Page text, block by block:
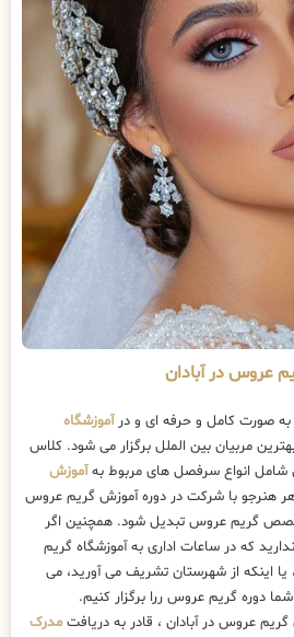
عروس در آبادان
صورت کامل و حرفه ای و درآموزشگاه
مربیان بین الملل برگزار می شود. کلاس
شامل انواع سرفصل های مربوط بهآموزش
هنرجو با شرکت در دوره آموزش گریم عروس
گریم عروس تبدیل شود. همچنین اگر
که در ساعات اداری به آموزشگاه گریم
یا اینکه از شهرستان تشریف می آورید، می
دوره گریم عروس ررا برگزار کنیم.
عروس در آبادان ، قادر به دریافت مدرک